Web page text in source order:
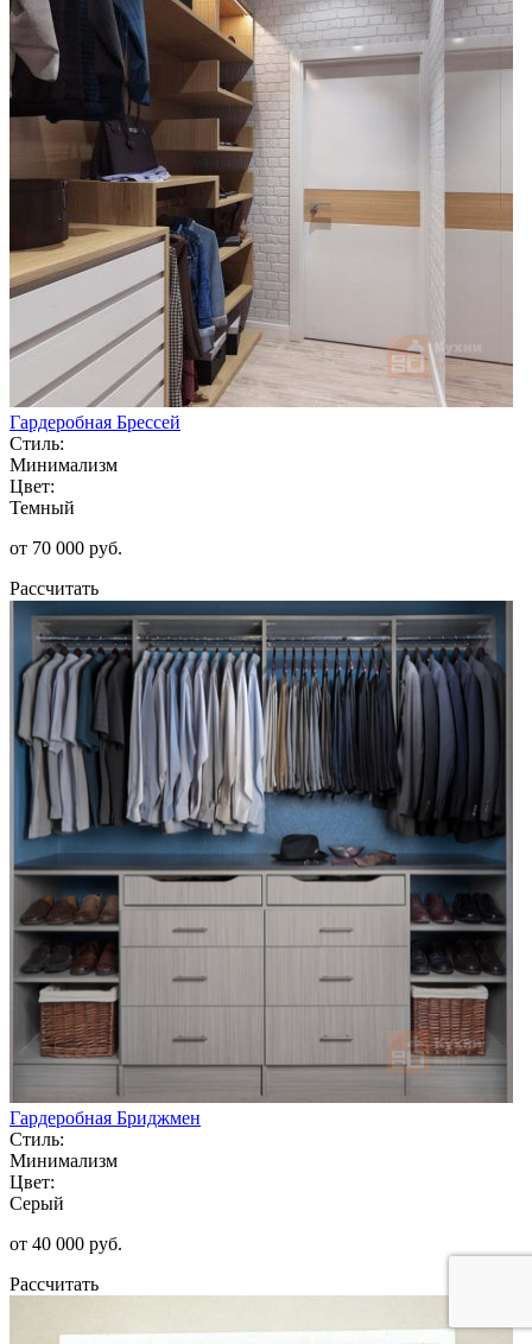
Гардеробная Брессей
Стиль:
Минимализм
Цвет:
Темный
от 70 000 руб.
Рассчитать
Гардеробная Бриджмен
Стиль:
Минимализм
Цвет:
Серый
от 40 000 руб.
Рассчитать